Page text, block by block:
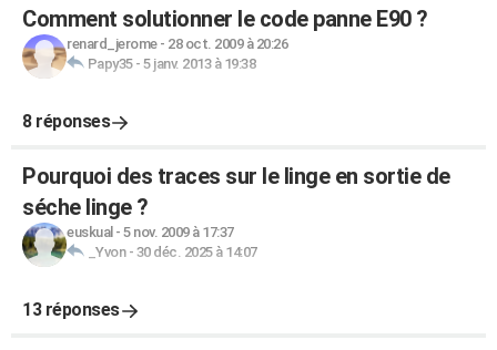
Comment solutionner le code panne E90 ?
renard_jerome- 28 oct. 2009 à 20:26
Papy35- 5 janv. 2013 à 19:38
8 réponses
Pourquoi des traces sur le linge en sortie de
séche linge ?
euskual - 5 nov. 2009 à 17:37
_Yvon- 30 déc. 2025 à 14:07
13 réponses